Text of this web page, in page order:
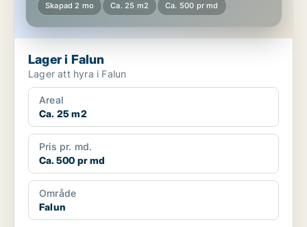
Skapad 2 mo Ca. 25 m2 Ca. 500 pr md
Lager i Falun
Lager att hyra i Falun
Areal
Ca. 25 m2
Pris pr. md.
Ca. 500 pr md
Område
Falun